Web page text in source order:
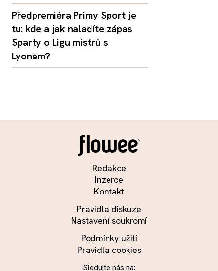
Předpremiéra Primy Sport je
tu: kde a jak naladíte zápas
Sparty o Ligu mistrů s
Lyonem?
Redakce
Inzerce
Kontakt
Pravidla diskuze
Nastavení soukromí
Podmínky užití
Pravidla cookies
Sledujte nás na: